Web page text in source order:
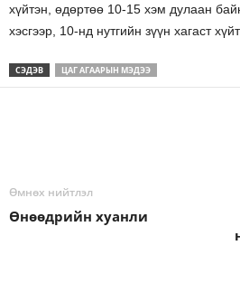
хүйтэн, өдөртөө 10-15 хэм дулаан
хэсгээр, 10-нд нутгийн зүүн хагаст
СЭДЭВ ЦАГ АГААРЫН МЭДЭЭ
Өмнөх нийтлэл
Өнөөдрийн хуанли